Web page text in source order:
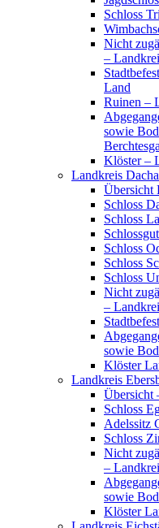
Schloss
Nicht
–
Land
Ruinen –
sowie
Klöster –
Landkreis
Übersicht
Schloss
Schloss
Schloss
Schloss
Schloss
Nicht
–
sowie
Klöster
Landkreis
Übersicht
Schloss
Adelssitz
Schloss
Nicht
–
sowie
Klöster